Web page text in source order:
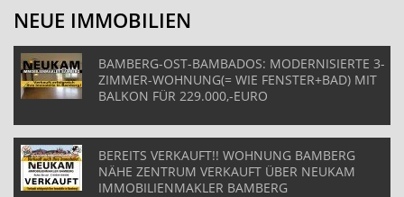
NEUE IMMOBILIEN
BAMBERG-OST-BAMBADOS: MODERNISIERTE 3-
ZIMMER-WOHNUNG(= WIE FENSTER+BAD) MIT
BALKON FÜR 229.000,-EURO
BEREITS VERKAUFT!! WOHNUNG BAMBERG
NÄHE ZENTRUM VERKAUFT ÜBER NEUKAM
IMMOBILIENMAKLER BAMBERG